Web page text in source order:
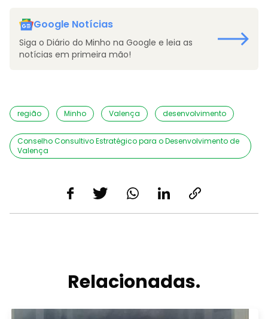
Google Notícias
Siga o Diário do Minho na Google e leia as
notícias em primeira mão!
região Minho Valença desenvolvimento
Conselho Consultivo Estratégico para o Desenvolvimento de
Valença
Relacionadas.